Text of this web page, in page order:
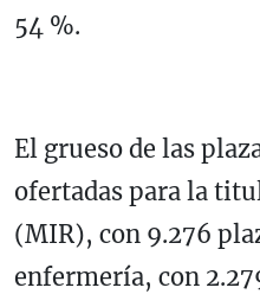
54 %.
El grueso de las
ofertadas para la
(MIR), con 9.276
enfermería, con